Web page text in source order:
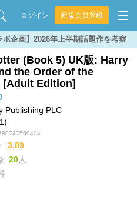
ログイン 新規会員登録
ボ企画】2026年上半期話題作を考察
(Book 5) UK版: Harry
the Order of the
[Adult Edition]
Publishing PLC
3.89
: 20人